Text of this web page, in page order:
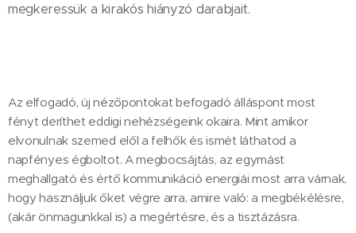
megkeressük a kirakós hiányzó darabjait.
Az elfogadó, új nézőpontokat befogadó álláspont most
fényt deríthet eddigi nehézségeink okaira. Mint amikor
elvonulnak szemed elől a felhők és ismét láthatod a
napfényes égboltot. A megbocsájtás, az egymást
meghallgató és értő kommunikáció energiái most arra várnak,
hogy használjuk őket végre arra, amire való: a megbékélésre,
(akár önmagunkkal is) a megértésre, és a tisztázásra.